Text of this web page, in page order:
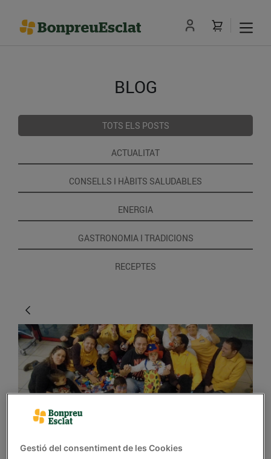
BLOG
TOTS ELS POSTS
ACTUALITAT
CONSELLS I HÀBITS SALUDABLES
ENERGIA
GASTRONOMIA I TRADICIONS
RECEPTES
ACTUALITAT
Gestió del consentiment de les Cookies